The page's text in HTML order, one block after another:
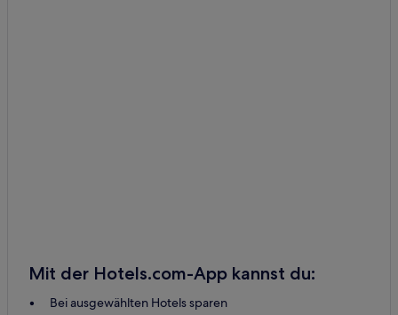
Mit der Hotels.com-App kannst du:
Bei ausgewählten Hotels sparen